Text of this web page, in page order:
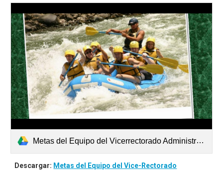
Metas del Equipo del Vicerrectorado Administrativo.pdf
Descargar: Metas del Equipo del Vice-Rectorado